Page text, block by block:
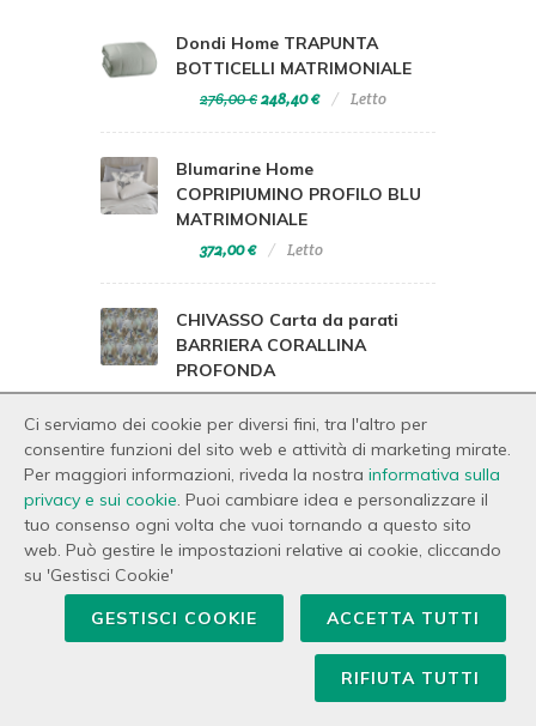
Ci serviamo dei cookie per diversi fini, tra l'altro per
consentire funzioni del sito web e attività di marketing mirate.
Per maggiori informazioni, riveda la nostra informativa sulla
privacy e sui cookie. Puoi cambiare idea e personalizzare il
tuo consenso ogni volta che vuoi tornando a questo sito
web. Può gestire le impostazioni relative ai cookie, cliccando
su 'Gestisci Cookie'
GESTISCI COOKIE
ACCETTA TUTTI
RIFIUTA TUTTI
Dondi Home TRAPUNTA
BOTTICELLI MATRIMONIALE
276,00 €248,40 € Letto
Blumarine Home
COPRIPIUMINO PROFILO BLU
MATRIMONIALE
372,00 € Letto
CHIVASSO Carta da parati
BARRIERA CORALLINA
PROFONDA
426,90 € Living